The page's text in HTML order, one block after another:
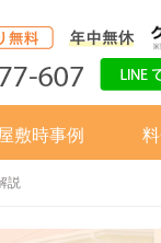
敷時事例
説